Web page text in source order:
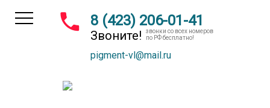
8 (423) 206-01-41
Звоните!
звонки со всех номеров
по РФ бесплатно!
pigment-vl@mail.ru